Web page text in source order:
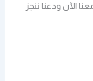
الآن ودعنا ننجز